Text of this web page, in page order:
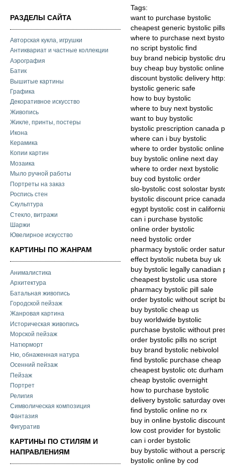
РАЗДЕЛЫ САЙТА
Авторская кукла, игрушки
Антиквариат и частные коллекции
Аэрография
Батик
Вышитые картины
Графика
Декоративное искусство
Живопись
Жикле, принты, постеры
Икона
Керамика
Копии картин
Мозаика
Мыло ручной работы
Портреты на заказ
Роспись стен
Скульптура
Стекло, витражи
Шаржи
Ювелирное искусство
КАРТИНЫ ПО ЖАНРАМ
Анималистика
Архитектура
Батальная живопись
Городской пейзаж
Жанровая картина
Историческая живопись
Морской пейзаж
Натюрморт
Ню, обнаженная натура
Осенний пейзаж
Пейзаж
Портрет
Религия
Символическая композиция
Фантазия
Фигуратив
КАРТИНЫ ПО СТИЛЯМ И
НАПРАВЛЕНИЯМ
Tags:
want to purchase bystolic
cheapest generic bystolic
where to purchase next
no script bystolic find
buy brand nebicip bystolic
buy cheap buy bystolic online
discount bystolic delivery
bystolic generic safe
how to buy bystolic
where to buy next bystolic
want to buy bystolic
bystolic prescription canada
where can i buy bystolic
where to order bystolic online
buy bystolic online next day
where to order next bystolic
buy cod bystolic order
slo-bystolic cost solostar
bystolic discount price
egypt bystolic cost in
can i purchase bystolic
online order bystolic
need bystolic order
pharmacy bystolic order
effect bystolic nubeta buy uk
buy bystolic legally canadian
cheapest bystolic usa store
pharmacy bystolic pill sale
order bystolic without script
buy bystolic cheap us
buy worldwide bystolic
purchase bystolic without
order bystolic pills no script
buy brand bystolic nebivolol
find bystolic purchase cheap
cheapest bystolic otc durham
cheap bystolic overnight
how to purchase bystolic
delivery bystolic saturday
find bystolic online no rx
buy in online bystolic
low cost provider for bystolic
can i order bystolic
buy bystolic without a
bystolic online by cod